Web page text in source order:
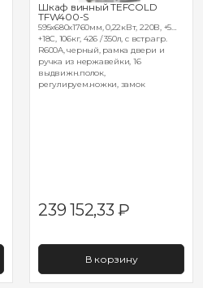
Шкаф винный TEFCOLD
TFW400-S
595х680х1760мм, 0,22кВт, 220В, +5…
+18С, 106кг, 426 / 350л, с встр.агр.
R600A, черный, рамка двери и
ручка из нержавейки, 16
выдвижн.полок,
регулируем.ножки, замок
239 152,33₽
В корзину